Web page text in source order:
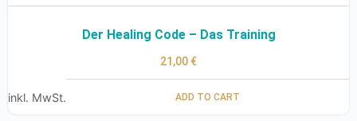
Der Healing Code – Das Training
21,00 €
inkl. MwSt. ADD TO CART